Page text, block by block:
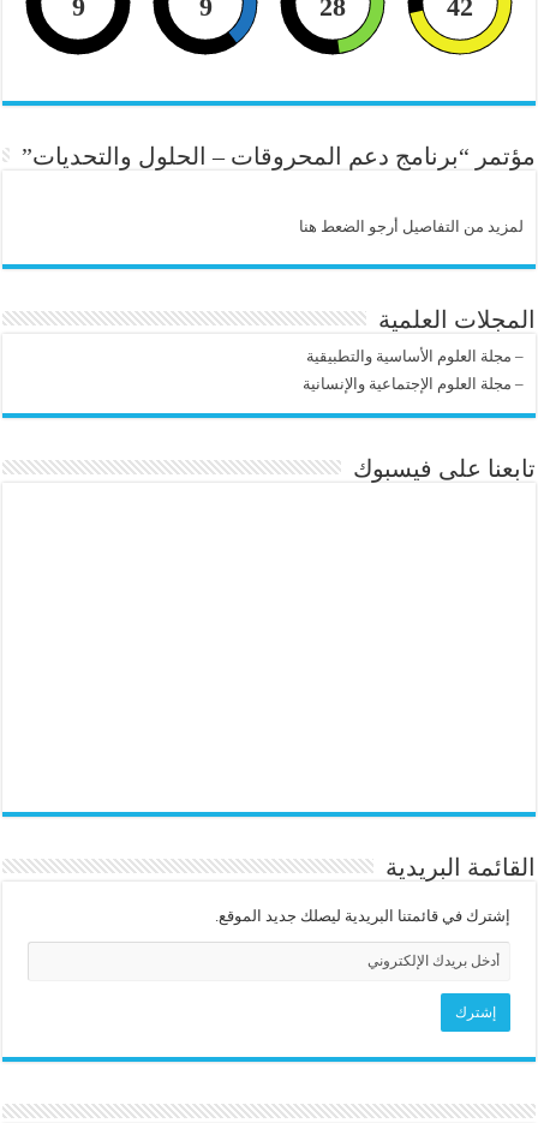
9 9 28 42
مؤتمر “برنامج دعم المحروقات – الحلول والتحديات”
لمزيد من التفاصيل أرجو الضعط هنا
المجلات العلمية
– مجلة العلوم الأساسية والتطبيقية
– مجلة العلوم الإجتماعية والإنسانية
تابعنا على فيسبوك
القائمة البريدية
إشترك في قائمتنا البريدية ليصلك جديد الموقع.